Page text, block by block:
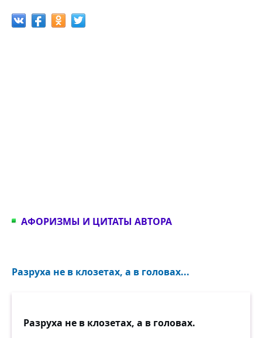
АФОРИЗМЫ И ЦИТАТЫ АВТОРА
Разруха не в клозетах, а в головах...
Разруха не в клозетах, а в головах.